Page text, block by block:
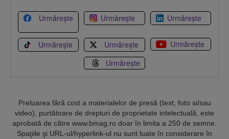
Urmărește Urmărește Urmărește
Urmărește Urmărește
Urmărește
Urmărește
Preluarea fără cost a materialelor de presă (text, foto si/sau
video), purtătoare de drepturi de proprietate intelectuală, este
aprobată de către www.bmag.ro doar în limita a 250 de semne.
Spaţiile şi URL-ul/hyperlink-ul nu sunt luate în considerare în